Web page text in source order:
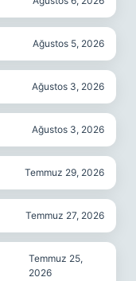
Ağustos 5, 2026
Ağustos 3, 2026
Ağustos 3, 2026
Temmuz 29, 2026
Temmuz 27, 2026
Temmuz 25,
2026